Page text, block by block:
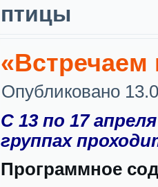
птицы
«Встречаем
Опубликовано
С 13 по 17
группах
Программное